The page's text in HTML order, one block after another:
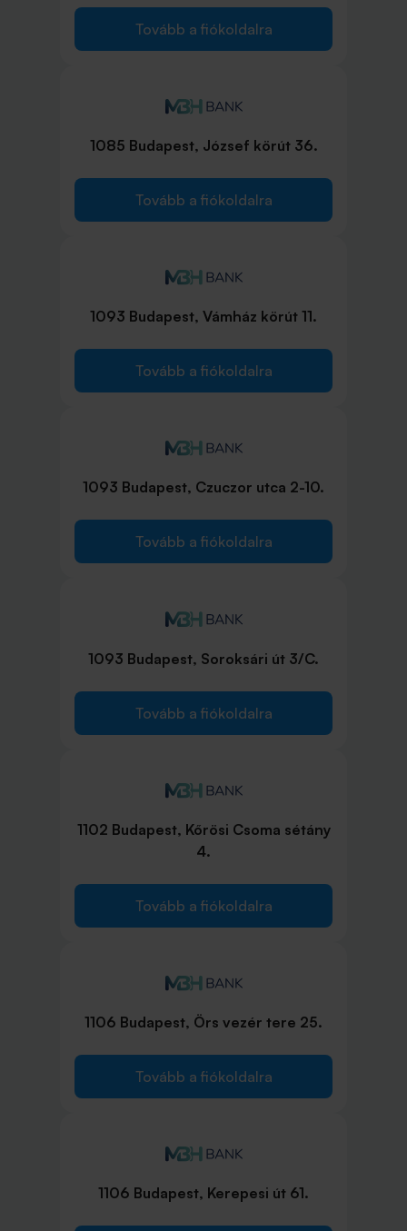
Tovább a fiókoldalra
1085 Budapest, József körút 36.
Tovább a fiókoldalra
1093 Budapest, Vámház körút 11.
Tovább a fiókoldalra
1093 Budapest, Czuczor utca 2-10.
Tovább a fiókoldalra
1093 Budapest, Soroksári út 3/C.
Tovább a fiókoldalra
1102 Budapest, Kőrösi Csoma sétány
4.
Tovább a fiókoldalra
1106 Budapest, Örs vezér tere 25.
Tovább a fiókoldalra
1106 Budapest, Kerepesi út 61.